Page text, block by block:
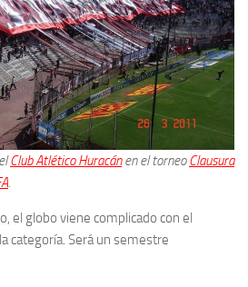
Club Atlético Huracánen el torneoClausura
el globo viene complicado con el
categoría. Será un semestre